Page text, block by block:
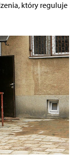
który reguluje